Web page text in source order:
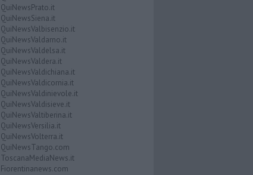
QuiNewsPrato.it
QuiNewsSiena.it
QuiNewsValbisenzio.it
QuiNewsValdarno.it
QuiNewsValdelsa.it
QuiNewsValdera.it
QuiNewsValdichiana.it
QuiNewsValdicornia.it
QuiNewsValdinievole.it
QuiNewsValdisieve.it
QuiNewsValtiberina.it
QuiNewsVersilia.it
QuiNewsVolterra.it
QuiNewsTango.com
ToscanaMediaNews.it
Fiorentinanews.com